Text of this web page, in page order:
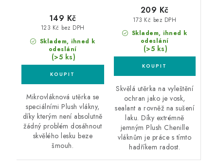
Skladem, ihned k
odeslání
(>5 ks)
123 Kč bez DPH
149 Kč
Mikrovláknová utěrka se
speciálními Plush vlákny,
díky kterým není absolutně
žádný problém dosáhnout
skvělého lesku beze
šmouh.
Skladem, ihned k
odeslání
(>5 ks)
173 Kč bez DPH
209 Kč
Skvělá utěrka na vyleštění
ochran jako je vosk,
sealant a rovněž na sušení
laku. Díky extrémně
jemným Plush Chenille
vláknům je práce s tímto
hadříkem radost.